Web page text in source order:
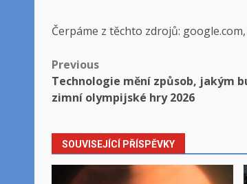
Čerpáme z těchto zdrojů:
Post
navigation
Previous
Technologie mění způsob, jakým
zimní olympijské hry 2026
SOUVISEJÍCÍ PŘÍSPĚVKY